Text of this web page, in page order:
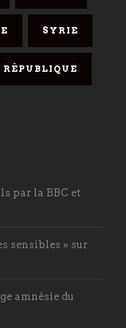
SYRIE
RÉPUBLIQUE
par la BBC et
sensibles » sur
amnésie du